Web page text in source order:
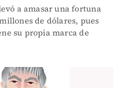
a amasar una fortuna
de dólares, pues
su propia marca de